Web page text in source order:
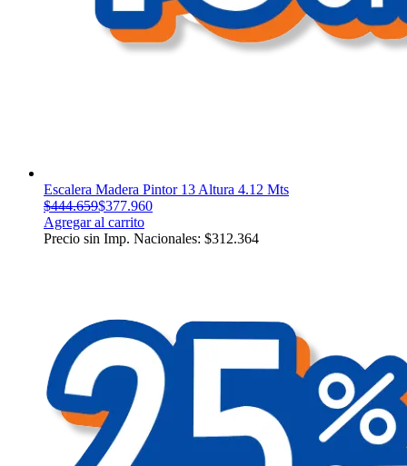
Escalera Madera Pintor 13 Altura 4.12 Mts
$444.659$377.960
Agregar al carrito
Precio sin Imp. Nacionales: $312.364